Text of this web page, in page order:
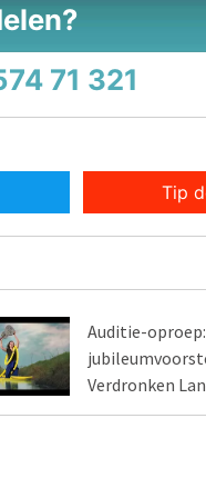
71 321
Tip
Auditie-
Verdronken